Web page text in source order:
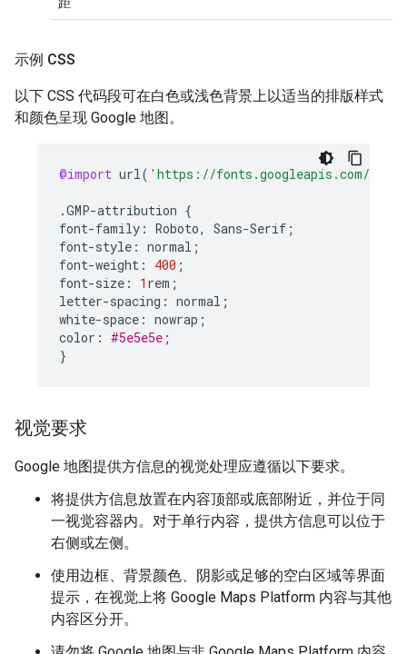
示例 CSS
以下 CSS 代码段可在白色或浅色背景上以适当的排版样式
和颜色呈现 Google 地图。
@import url ( 'https://fonts.googleapis.com/
.GMP-attribution {
font-family : Roboto, Sans-Serif ;
font-style : normal ;
font-weight : 400 ;
font-size : 1 rem ;
letter-spacing : normal ;
white-space : nowrap ;
color : #5e5e5e;
}
视觉要求
Google 地图提供方信息的视觉处理应遵循以下要求。
将提供方信息放置在内容顶部或底部附近，并位于同
一视觉容器内。对于单行内容，提供方信息可以位于
右侧或左侧。
使用边框、背景颜色、阴影或足够的空白区域等界面
提示，在视觉上将 Google Maps Platform 内容与其他
内容区分开。